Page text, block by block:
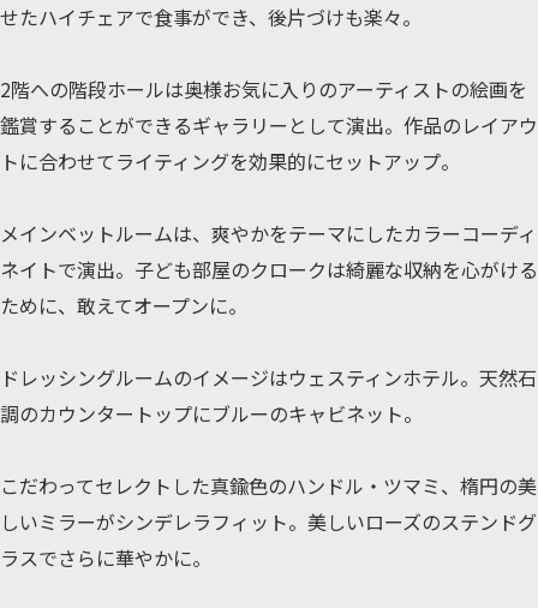
せたハイチェアで食事ができ、後片づけも楽々。
2階への階段ホールは奥様お気に入りのアーティストの絵画を
鑑賞することができるギャラリーとして演出。作品のレイアウ
トに合わせてライティングを効果的にセットアップ。
メインベットルームは、爽やかをテーマにしたカラーコーディ
ネイトで演出。子ども部屋のクロークは綺麗な収納を心がける
ために、敢えてオープンに。
ドレッシングルームのイメージはウェスティンホテル。天然石
調のカウンタートップにブルーのキャビネット。
こだわってセレクトした真鍮色のハンドル・ツマミ、楕円の美
しいミラーがシンデレラフィット。美しいローズのステンドグ
ラスでさらに華やかに。